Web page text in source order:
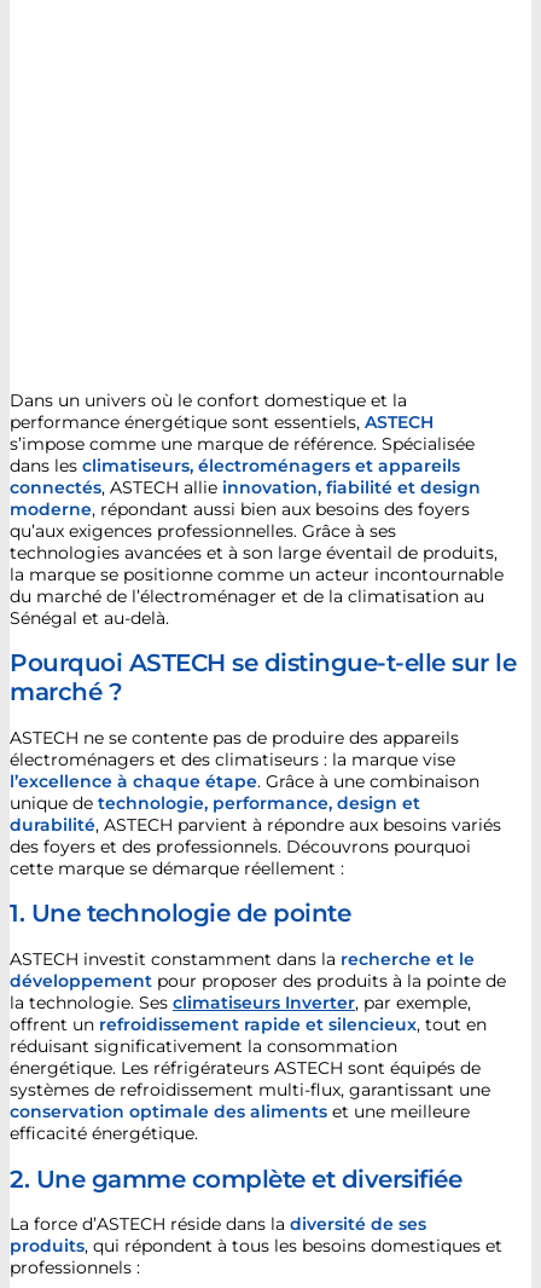
Dans un univers où le confort domestique et la
performance énergétique sont essentiels, ASTECH
s’impose comme une marque de référence. Spécialisée
dans les climatiseurs, électroménagers et appareils
connectés, ASTECH allie innovation, fiabilité et design
moderne, répondant aussi bien aux besoins des foyers
qu’aux exigences professionnelles. Grâce à ses
technologies avancées et à son large éventail de produits,
la marque se positionne comme un acteur incontournable
du marché de l’électroménager et de la climatisation au
Sénégal et au-delà.
Pourquoi ASTECH se distingue-t-elle sur le
marché ?
ASTECH ne se contente pas de produire des appareils
électroménagers et des climatiseurs : la marque vise
l’excellence à chaque étape. Grâce à une combinaison
unique de technologie, performance, design et
durabilité, ASTECH parvient à répondre aux besoins variés
des foyers et des professionnels. Découvrons pourquoi
cette marque se démarque réellement :
1. Une technologie de pointe
ASTECH investit constamment dans la recherche et le
développement pour proposer des produits à la pointe de
la technologie. Ses climatiseurs Inverter, par exemple,
offrent un refroidissement rapide et silencieux, tout en
réduisant significativement la consommation
énergétique. Les réfrigérateurs ASTECH sont équipés de
systèmes de refroidissement multi-flux, garantissant une
conservation optimale des aliments et une meilleure
efficacité énergétique.
2. Une gamme complète et diversifiée
La force d’ASTECH réside dans la diversité de ses
produits, qui répondent à tous les besoins domestiques et
professionnels :